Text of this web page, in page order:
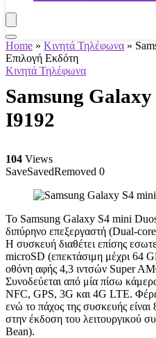
Home » Κινητά Τηλέφωνα »
Επιλογή Εκδότη
Κινητά Τηλέφωνα
Samsung
I9192
104 Views
SaveSavedRemoved 0
Το Samsung Galaxy S4 mini
διπύρηνο επεξεργαστή (Dual-
Η συσκευή διαθέτει επίσης
microSD (επεκτάσιμη μέχρι 64
οθόνη αφής 4,3 ιντσών Super
Συνοδεύεται από μία πίσω
NFC, GPS, 3G και 4G LTE.
ενώ το πάχος της συσκευής
στην έκδοση του λειτουργικού
Bean).